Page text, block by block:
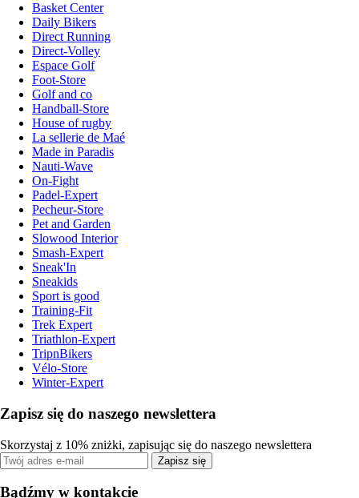
Basket Center
Daily Bikers
Direct Running
Direct-Volley
Espace Golf
Foot-Store
Golf and co
Handball-Store
House of rugby
La sellerie de Maé
Made in Paradis
Nauti-Wave
On-Fight
Padel-Expert
Pecheur-Store
Pet and Garden
Slowood Interior
Smash-Expert
Sneak'In
Sneakids
Sport is good
Training-Fit
Trek Expert
Triathlon-Expert
TripnBikers
Vélo-Store
Winter-Expert
Zapisz się do naszego newslettera
Skorzystaj z 10% zniżki, zapisując się do naszego newslettera
Zapisz się
Bądźmy w kontakcie